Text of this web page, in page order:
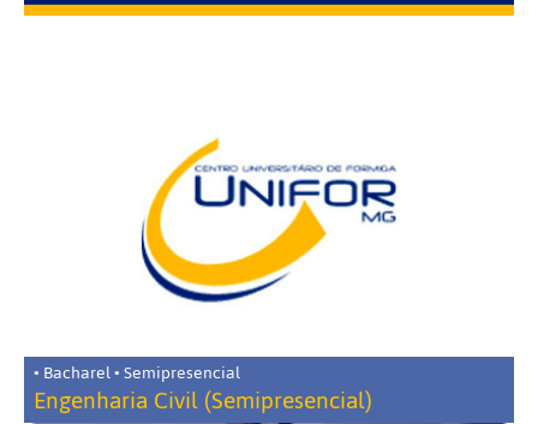
• Bacharel • Semipresencial
Engenharia Civil (Semipresencial)